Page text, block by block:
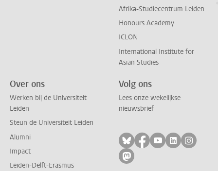
Afrika-Studiecentrum Leiden
Honours Academy
ICLON
International Institute for
Asian Studies
Over ons
Werken bij de Universiteit
Leiden
Steun de Universiteit Leiden
Alumni
Impact
Leiden-Delft-Erasmus
Volg ons
Lees onze wekelijkse
nieuwsbrief
Volg ons op bluesky
Volg ons op
Volg ons op
Volg ons
Volg
Volg ons op mastodon